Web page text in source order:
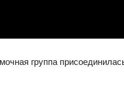
группа